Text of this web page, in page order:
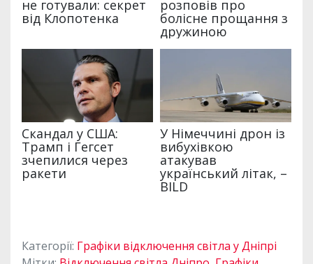
Категорії: Графіки відключення світла у Дніпрі